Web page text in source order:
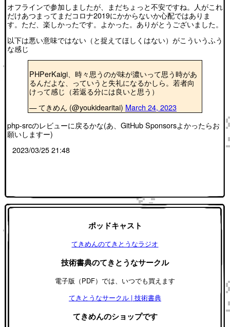
オフラインで参加しましたが、まだちょっと不安ですね。人がこれ
だけあつまってまだコロナ2019にかからないか心配ではありま
す。ただ、楽しかったです。よかった。ありがとうございました。
以下は悪い意味ではない（と捉えてほしくはない）がこういうふう
な感じ
PHPerKaigi、時々思うのが味が濃いって思う時があ
るんだよな、っていうと失礼になるかしら。若者向
けって感じ（若返る分には良いと思う）
— てきめん (@youkidearitai) March 24, 2023
php-srcのレビューに戻るかな(あ、GitHub Sponsorsよかったらお
願いしますー)
2023/03/25 21:48
ポッドキャスト
てきめんのてきとうなラジオ
技術書典のてきとうなサークル
電子版（PDF）では、いつでも買えます
てきとうなサークル | 技術書典
てきめんのショップです